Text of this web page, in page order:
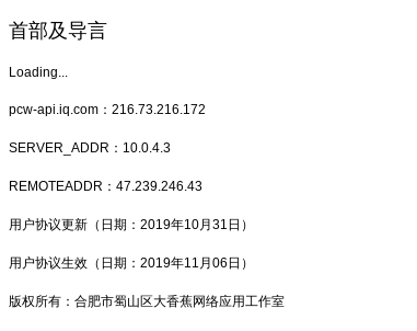
首部及导言
Loading...
pcw-api.iq.com：216.73.216.172
SERVER_ADDR：10.0.4.3
REMOTEADDR：47.239.246.43
用户协议更新（日期：2019年10月31日）
用户协议生效（日期：2019年11月06日）
版权所有：合肥市蜀山区大香蕉网络应用工作室